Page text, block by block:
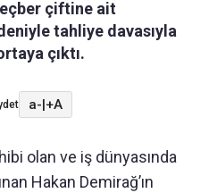
çiftine ait
tahliye davasıyla
çıktı.
a-|+A
olan ve iş dünyasında
Hakan Demirağ’ın